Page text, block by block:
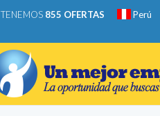
TENEMOS 855 OFERTAS Perú